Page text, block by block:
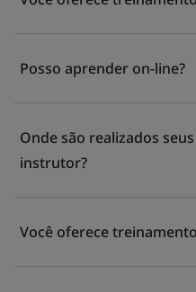
Posso aprender on-line?
Onde são realizados
instrutor?
Você oferece